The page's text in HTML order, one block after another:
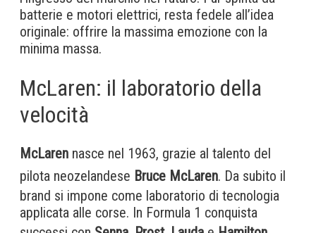
batterie e motori elettrici, resta fedele all’idea
originale: offrire la massima emozione con la
minima massa.
McLaren: il laboratorio della
velocità
McLaren nasce nel 1963, grazie al talento del
pilota neozelandese Bruce McLaren. Da subito il
brand si impone come laboratorio di tecnologia
applicata alle corse. In Formula 1 conquista